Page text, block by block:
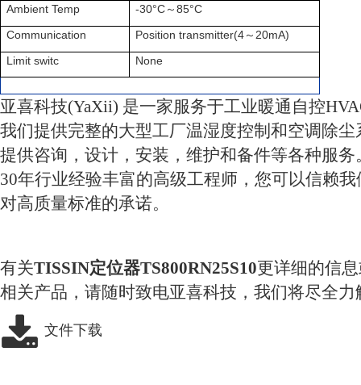
Ambient Temp
-30°C ～ 85°C
Communication
Position transmitter(4 ～ 20mA)
Limit switc
None
亚喜科技(YaXii) 是一家服务于工业暖通自控
我们提供完整的大型工厂温湿度控制和空调除
提供咨询，设计，安装，维护和备件等各种服
30年行业经验丰富的高级工程师，您可以信赖
对高质量标准的承诺。
有关TISSIN定位器TS800RN25S10更详细的信
相关产品，请随时致电亚喜科技，我们将尽全
文件下载